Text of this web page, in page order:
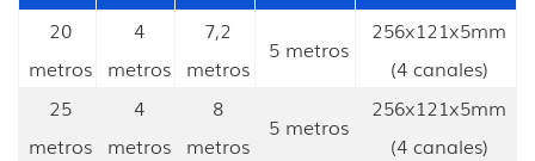
20
metros
4
metros
7,2
metros
5 metros
256x121x5mm
(4 canales)
25
metros
4
metros
8
metros
5 metros
256x121x5mm
(4 canales)